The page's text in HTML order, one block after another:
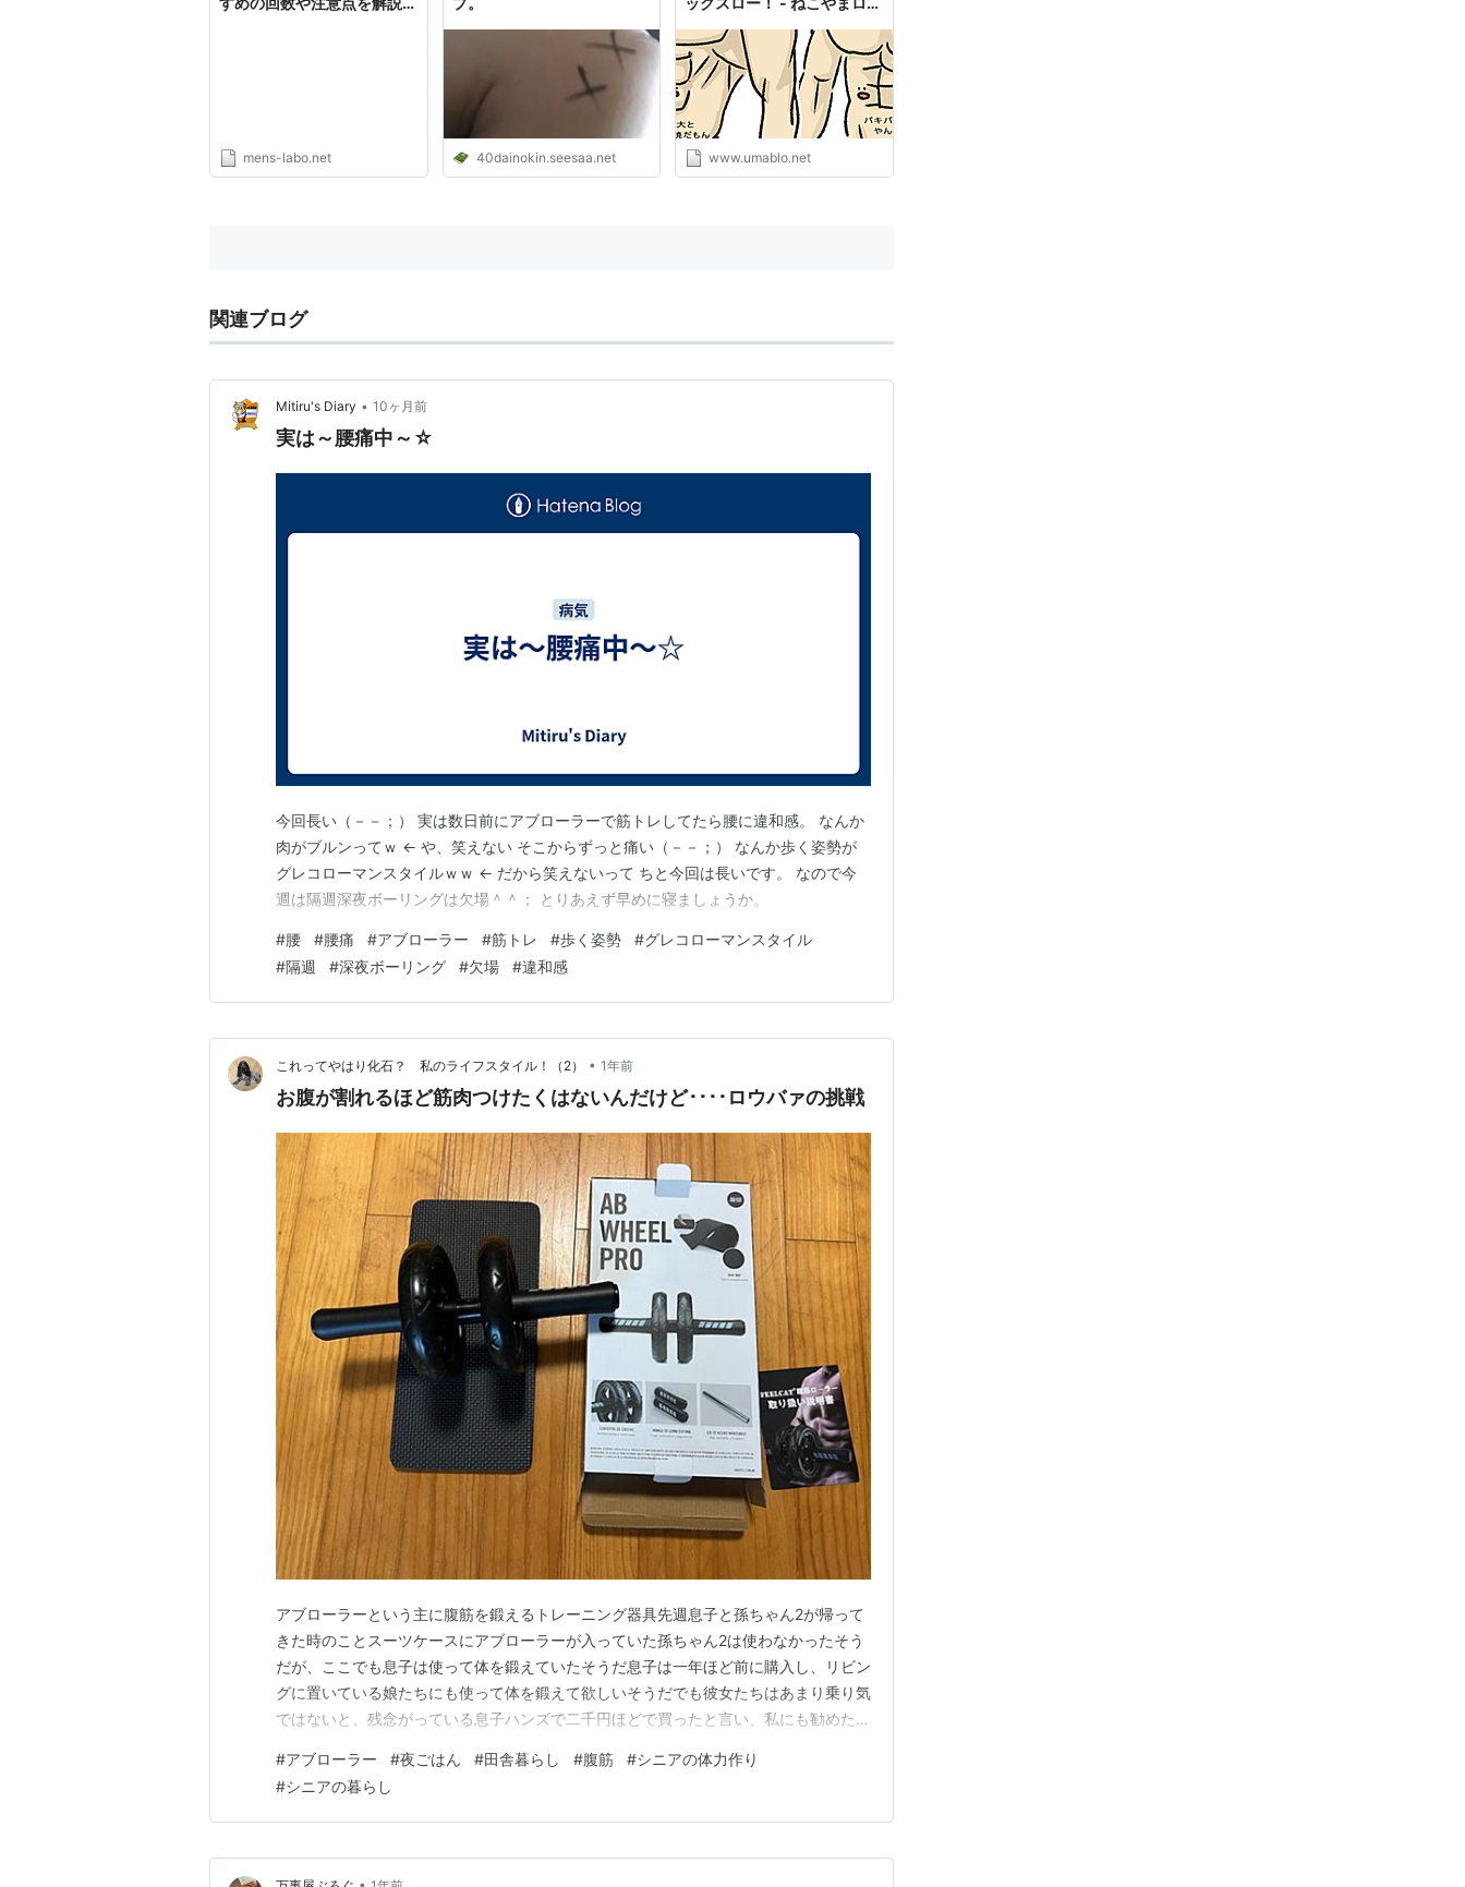
mens-labo.net 40dainokin.seesaa.net www.umablo.net
関連ブログ
Mitiru's Diary • 10ヶ月前
実は～腰痛中～☆
今回長い（－－；） 実は数日前にアブローラーで筋トレしてたら腰に違和感。 なんか
肉がブルンってｗ ← や、笑えない そこからずっと痛い（－－；） なんか歩く姿勢が
グレコローマンスタイルｗｗ ← だから笑えないって ちと今回は長いです。 なので今
週は隔週深夜ボーリングは欠場＾＾； とりあえず早めに寝ましょうか。
#腰 #腰痛 #アブローラー #筋トレ #歩く姿勢 #グレコローマンスタイル
#隔週 #深夜ボーリング #欠場 #違和感
これってやはり化石？ 私のライフスタイル！（2） • 1年前
お腹が割れるほど筋肉つけたくはないんだけど････ロウバァの挑戦
アブローラーという主に腹筋を鍛えるトレーニング器具先週息子と孫ちゃん2が帰って
きた時のことスーツケースにアブローラーが入っていた孫ちゃん2は使わなかったそう
だが、ここでも息子は使って体を鍛えていたそうだ息子は一年ほど前に購入し、リビン
グに置いている娘たちにも使って体を鍛えて欲しいそうだでも彼女たちはあまり乗り気
ではないと、残念がっている息子ハンズで二千円ほどで買ったと言い、私にも勧めたこ
Amazonを開いて検索かけてくれていたあまりにも色々あるから、どれにするか悩んだ
1週間結局お値段で決めた子供やトトさんがスイミング…
#アブローラー #夜ごはん #田舎暮らし #腹筋 #シニアの体力作り
#シニアの暮らし